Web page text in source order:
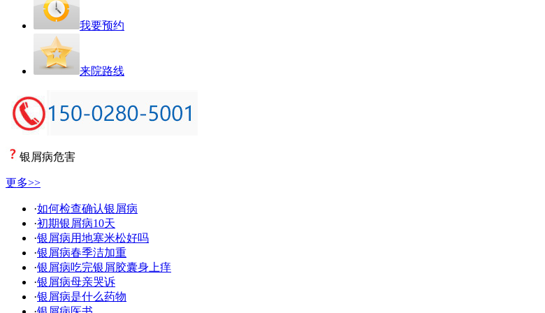
我要预约
来院路线
银屑病危害
更多>>
·如何检查确认银屑病
·初期银屑病10天
·银屑病用地塞米松好吗
·银屑病春季洁加重
·银屑病吃完银屑胶囊身上痒
·银屑病母亲哭诉
·银屑病是什么药物